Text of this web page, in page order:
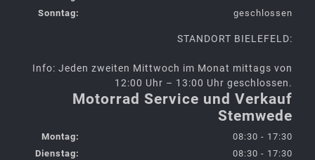
Sonntag:
geschlossen
STANDORT BIELEFELD:
Info: Jeden zweiten Mittwoch im Monat mittags von
12:00 Uhr – 13:00 Uhr geschlossen.
Motorrad Service und Verkauf
Stemwede
Montag:
08:30 - 17:30
Dienstag:
08:30 - 17:30